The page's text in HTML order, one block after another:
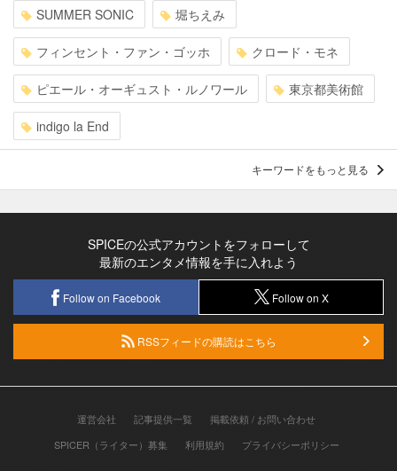
SUMMER SONIC 堀ちえみ
フィンセント・ファン・ゴッホ クロード・モネ
ピエール・オーギュスト・ルノワール 東京都美術館
indigo la End
キーワードをもっと見る
SPICEの公式アカウントをフォローして
最新のエンタメ情報を手に入れよう
Follow on Facebook Follow on X
RSSフィードの購読はこちら
運営会社 記事提供一覧
掲載依頼 / お問い合わせ
SPICER（ライター）募集
利用規約 プライバシーポリシー